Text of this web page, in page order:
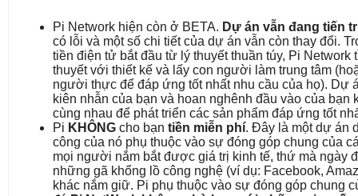
Pi Network hiện còn ở BETA. Dự án vẫn đang tiến
có lỗi và một số chi tiết của dự án vẫn còn thay đổi.
tiền điện tử bắt đầu từ lý thuyết thuần túy, Pi Network
thuyết với thiết kế và lấy con người làm trung tâm
người thực để đáp ứng tốt nhất nhu cầu của họ). Dự
kiên nhẫn của bạn và hoan nghênh đầu vào của bạn
cùng nhau để phát triển các sản phẩm đáp ứng tốt
Pi KHÔNG cho bạn tiền miễn phí. Đây là một dự án
công của nó phụ thuộc vào sự đóng góp chung của
mọi người nắm bắt được giá trị kinh tế, thứ mà ngày
những gã khổng lồ công nghệ (ví dụ: Facebook,
khác nắm giữ. Pi phụ thuộc vào sự đóng góp chung